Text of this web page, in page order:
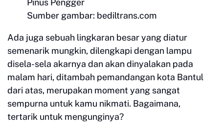
Pinus Pengger
Sumber gambar: bediltrans.com
Ada juga sebuah lingkaran besar yang diatur
semenarik mungkin, dilengkapi dengan lampu
disela-sela akarnya dan akan dinyalakan pada
malam hari, ditambah pemandangan kota Bantul
dari atas, merupakan moment yang sangat
sempurna untuk kamu nikmati. Bagaimana,
tertarik untuk mengunginya?